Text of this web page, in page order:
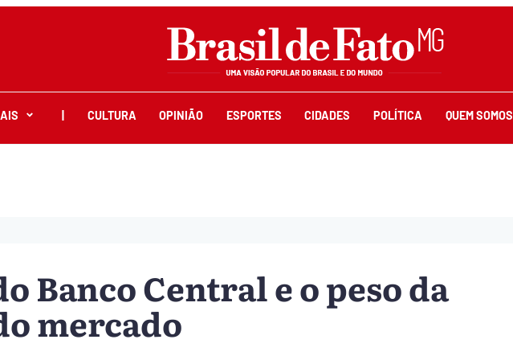
CULTURA OPINIÃO ESPORTES CIDADES POLÍTICA QUEM SOMOS
Banco Central e o peso da
mercado